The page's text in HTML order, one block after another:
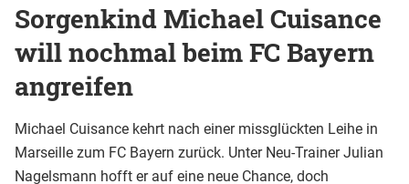
Sorgenkind Michael Cuisance
will nochmal beim FC Bayern
angreifen
Michael Cuisance kehrt nach einer missglückten Leihe in
Marseille zum FC Bayern zurück. Unter Neu-Trainer Julian
Nagelsmann hofft er auf eine neue Chance, doch